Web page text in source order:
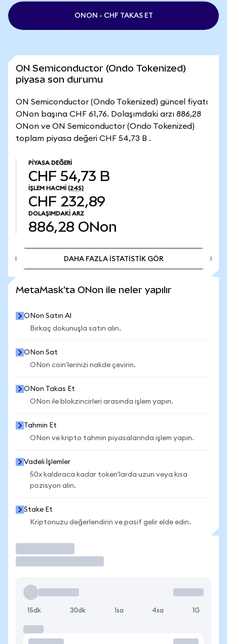
ONON - CHF TAKAS ET
ON Semiconductor (Ondo Tokenized)
piyasa son durumu
ON Semiconductor (Ondo Tokenized) güncel fiyatı
ONon başına CHF 61,76. Dolaşımdaki arzı 886,28
ONon ve ON Semiconductor (Ondo Tokenized)
toplam piyasa değeri CHF 54,73 B .
PIYASA DEĞERI
CHF 54,73 B
İŞLEM HACMI (24S)
CHF 232,89
DOLAŞIMDAKI ARZ
886,28 ONon
DAHA FAZLA İSTATİSTİK GÖR
MetaMask'ta ONon ile neler yapılır
ONon Satın Al
Birkaç dokunuşla satın alın.
ONon Sat
ONon coin'lerinizi nakde çevirin.
ONon Takas Et
ONon ile blokzincirleri arasında işlem yapın.
Tahmin Et
ONon ve kripto tahmin piyasalarında işlem yapın.
Vadeli İşlemler
50x kaldıraca kadar token'larda uzun veya kısa
pozisyon alın.
Stake Et
Kriptonuzu değerlendirin ve pasif gelir elde edin.
15dk 30dk 1sa 4sa 1G